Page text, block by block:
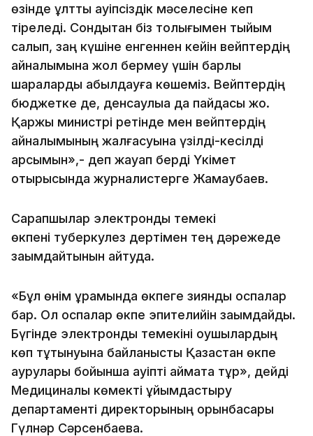
өзінде ұлттық қауіпсіздік мәселесіне кеп
тіреледі. Сондықтан біз толығымен тыйым
салып, заң күшіне енгеннен кейін вейптердің
айналымына жол бермеу үшін барлық
шараларды қабылдауға көшеміз. Вейптердің
бюджетке де, денсаулыққа да пайдасы жоқ.
Қаржы министрі ретінде мен вейптердің
айналымының жалғасуына үзілді-кесілді
қарсымын»,- деп жауап берді Үкімет
отырысында журналистерге Жамаубаев.
Сарапшылар электронды темекі
өкпені туберкулез дертімен тең дәрежеде
зақымдайтынын айтуда.
«Бұл өнім құрамында өкпеге зиянды қоспалар
бар. Ол қоспалар өкпе эпителийін зақымдайды.
Бүгінде электронды темекіні оқушылардың
көп тұтынуына байланысты Қазақстан өкпе
аурулары бойынша қауіпті аймақта тұр», дейді
Медициналық көмекті ұйымдастыру
департаменті директорының орынбасары
Гүлнәр Сәрсенбаева.